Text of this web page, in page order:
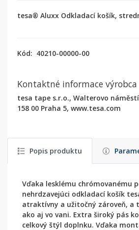
tesa® Aluxx Odkladací košík,
Kód: 40210-00000-00
Kontaktné informace výrobca
tesa tape s.r.o., Walterovo náměstí
158 00 Praha 5, www.tesa.com
Popis produktu
Vďaka lesklému chrómovanému
nehrdzavejúci odkladací košík
atraktívny a užitočný zároveň, a
ako aj vo vani. Extra široký pás
celkový štýl doplnku. Vďaka